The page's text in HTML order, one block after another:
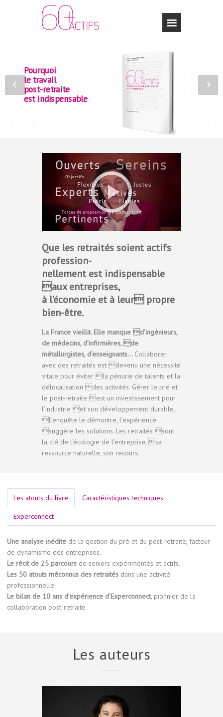
Pourquoi
le travail
post-retraite
est indispensable
Que les retraités soient actifs
profession-
nellement est indispensable
aux entreprises,
à l’économie et à leur propre
bien-être.
La France vieillit. Elle manque d’ingénieurs,
de médecins, d’infirmières, de
métallurgistes, d’enseignants… Collaborer
avec des retraités est devenu une nécessité
vitale pour éviter la pénurie de talents et la
délocalisation des activités. Gérer le pré et
le post-retraite est un investissement pour
l’industrie et son développement durable.
L’enquête le démontre, l’expérience
suggère les solutions. Les retraités sont
la clé de l’écologie de l’entreprise, sa
ressource naturelle, son recours.
Les atouts du livre Caractéristiques techniques
Experconnect
Une analyse inédite de la gestion du pré et du post-retraite, facteur
de dynamisme des entreprises.
Le récit de 25 parcours de seniors expérimentés et actifs.
Les 50 atouts méconnus des retraités dans une activité
professionnelle.
Le bilan de 10 ans d’expérience d’Experconnect, pionnier de la
collaboration post-retraite
Les auteurs